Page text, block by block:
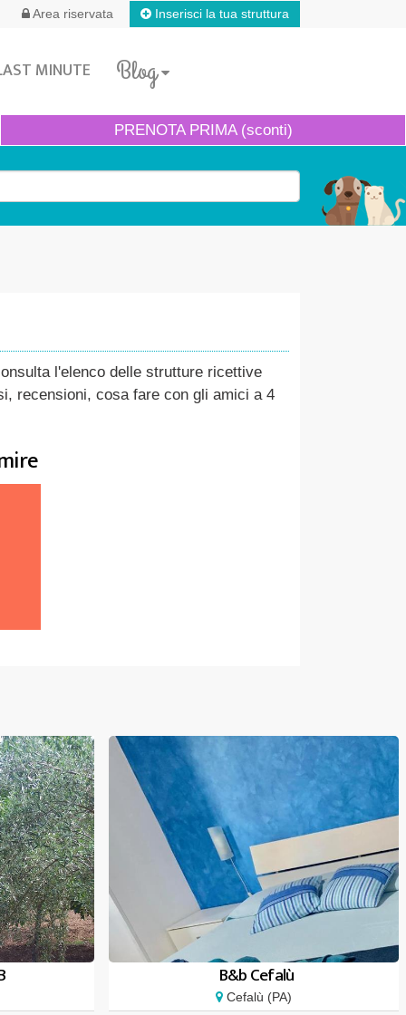
Area riservata Inserisci la tua struttura
MINUTE Blog
PRENOTAPRIMA (sconti)
l'elenco delle strutture ricettive
recensioni, cosa fare con gli amici a 4
B&b Cefalù
Cefalù (PA)